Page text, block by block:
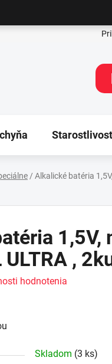
/ Alkalické batéria
1,5V,
ULTRA ,
hodnotenia
Skladom (3 ks)